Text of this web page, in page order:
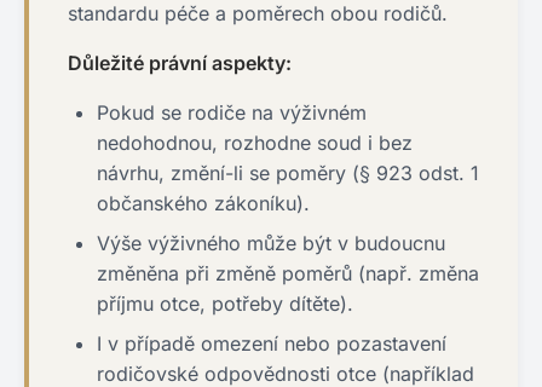
standardu péče a poměrech obou rodičů.
Důležité právní aspekty:
Pokud se rodiče na výživném
nedohodnou, rozhodne soud i bez
návrhu, změní-li se poměry (§ 923 odst. 1
občanského zákoníku).
Výše výživného může být v budoucnu
změněna při změně poměrů (např. změna
příjmu otce, potřeby dítěte).
I v případě omezení nebo pozastavení
rodičovské odpovědnosti otce (například